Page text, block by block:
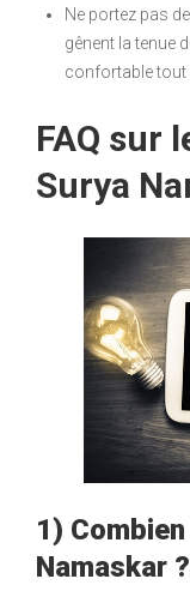
Ne portez pas
gênent la tenue
confortable tout
FAQ sur
Surya
1)
Namaskar ?